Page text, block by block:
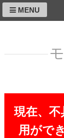
MENU
現在、不
用がで